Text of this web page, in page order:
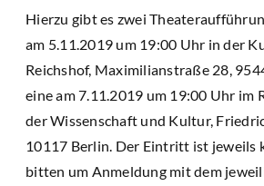
Hierzu gibt es zwei
am 5.11.2019 um 19:00 Uhr in der
Reichshof, Maximilianstraße 28,
eine am 7.11.2019 um 19:00 Uhr im
der Wissenschaft und Kultur,
10117 Berlin. Der Eintritt ist jeweils
bitten um Anmeldung mit dem